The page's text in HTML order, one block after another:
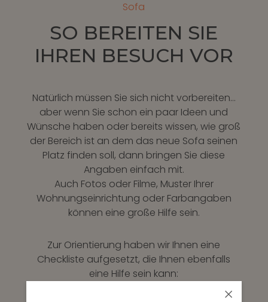
Sofa
SO BEREITEN SIE
IHREN BESUCH VOR
Natürlich müssen Sie sich nicht vorbereiten…
aber wenn Sie schon ein paar Ideen und
Wünsche haben oder bereits wissen, wie groß
der Bereich ist an dem das neue Sofa seinen
Platz finden soll, dann bringen Sie diese
Angaben einfach mit.
Auch Fotos oder Filme, Muster Ihrer
Wohnungseinrichtung oder Farbangaben
können eine große Hilfe sein.
Zur Orientierung haben wir Ihnen eine
Checkliste aufgesetzt, die Ihnen ebenfalls
eine Hilfe sein kann: